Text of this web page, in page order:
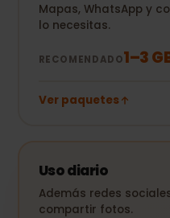
Mapas, WhatsApp y
lo necesitas.
RECOMENDADO1–3
Ver paquetes
Uso diario
Además redes
compartir fotos.